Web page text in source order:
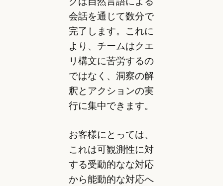
会話を通じて数分で
完了します。これに
より、チームはクエ
リ構文に苦労するの
ではなく、洞察の解
釈とアクションの実
行に集中できます。
お客様にとっては、
これは可観測性に対
する受動的なな対応
から能動的な対応へ